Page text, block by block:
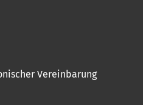
Vereinbarung